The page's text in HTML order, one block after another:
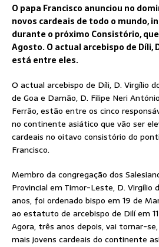
O papa Francisco anunciou no
novos cardeais de todo o mundo,
durante o próximo Consistório,
Agosto. O actual arcebispo de Díli,
está entre eles.
O actual arcebispo de Díli, D. Virgílio
de Goa e Damão, D. Filipe Neri
Ferrão, estão entre os cinco
no continente asiático que vão ser
cardeais no oitavo consistório do
Francisco.
Membro da congregação dos
Provincial em Timor-Leste, D. Virgílio
anos, foi ordenado bispo em 19 de
ao estatuto de arcebispo de Dilí em
Agora, três anos depois, vai tornar-
mais jovens cardeais do continente